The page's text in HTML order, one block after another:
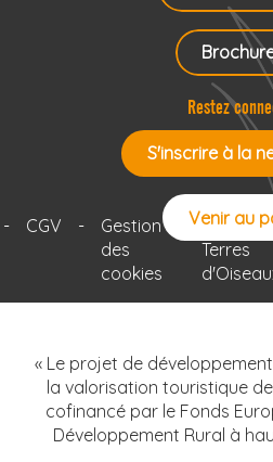
Restez
S'inscrire à la
Venir au
- CGV -
Gestion
des
cookies
Le projet
Terres
« Le projet de
la valorisation touristique de
cofinancé par le Fonds
Développement Rural à